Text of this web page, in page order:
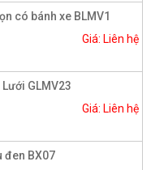
có bánh xe BLMV1
Giá: Liên hệ
GLMV23
Giá: Liên hệ
đen BX07